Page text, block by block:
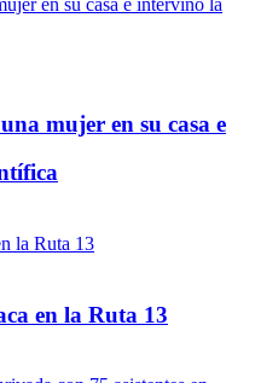
mujer en su casa e
en la Ruta 13